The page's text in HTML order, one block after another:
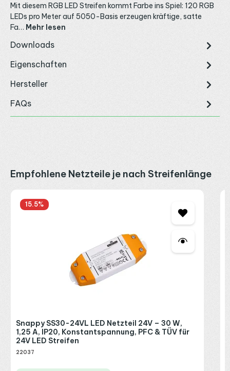
Mit diesem RGB LED Streifen kommt Farbe ins Spiel: 120 RGB
LEDs pro Meter auf 5050-Basis erzeugen kräftige, satte
Fa… Mehr lesen
Downloads
Eigenschaften
Hersteller
FAQs
Produktgalerie überspringen
Empfohlene Netzteile je nach Streifenlänge
15.5%
Snappy SS30-24VL LED Netzteil 24V – 30 W,
1,25 A, IP20, Konstantspannung, PFC & TÜV für
24V LED Streifen
22037